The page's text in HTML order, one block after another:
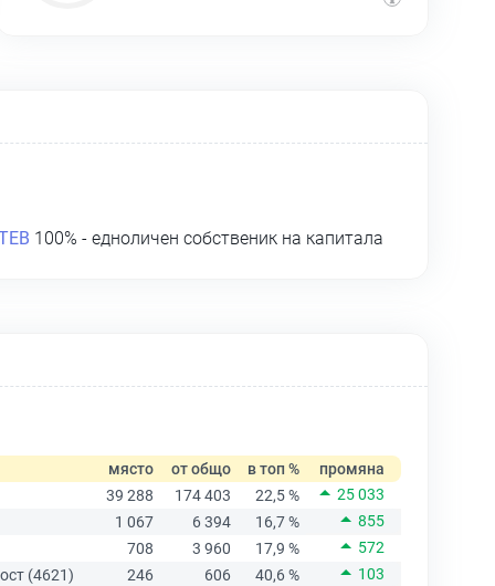
100% - едноличен собственик на капитала
място от общо в топ %
промяна
39 288
174 403 22,5 %
25 033
1 067
6 394 16,7 %
855
708
3 960 17,9 %
572
(4621)
246 606 40,6 % 103